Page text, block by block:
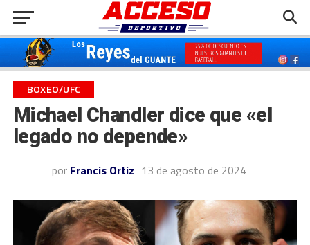
BOXEO/UFC
Michael Chandler dice que «el
legado no depende»
por Francis Ortiz 13 de agosto de 2024